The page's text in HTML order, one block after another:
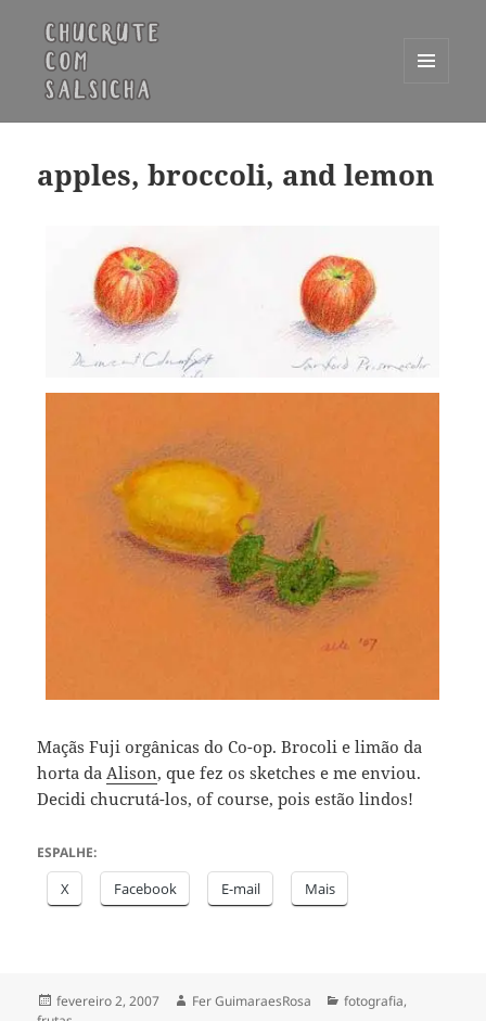
WIDGETS
apples, broccoli, and lemon
Maçãs Fuji orgânicas do Co-op. Brocoli e limão da
horta daAlison, que fez os sketches e me enviou.
Decidi chucrutá-los, of course, pois estão lindos!
ESPALHE:
X Facebook E-mail Mais
Publicado
fevereiro 2, 2007 Autor
Fer GuimaraesRosa Categorias
fotografia,